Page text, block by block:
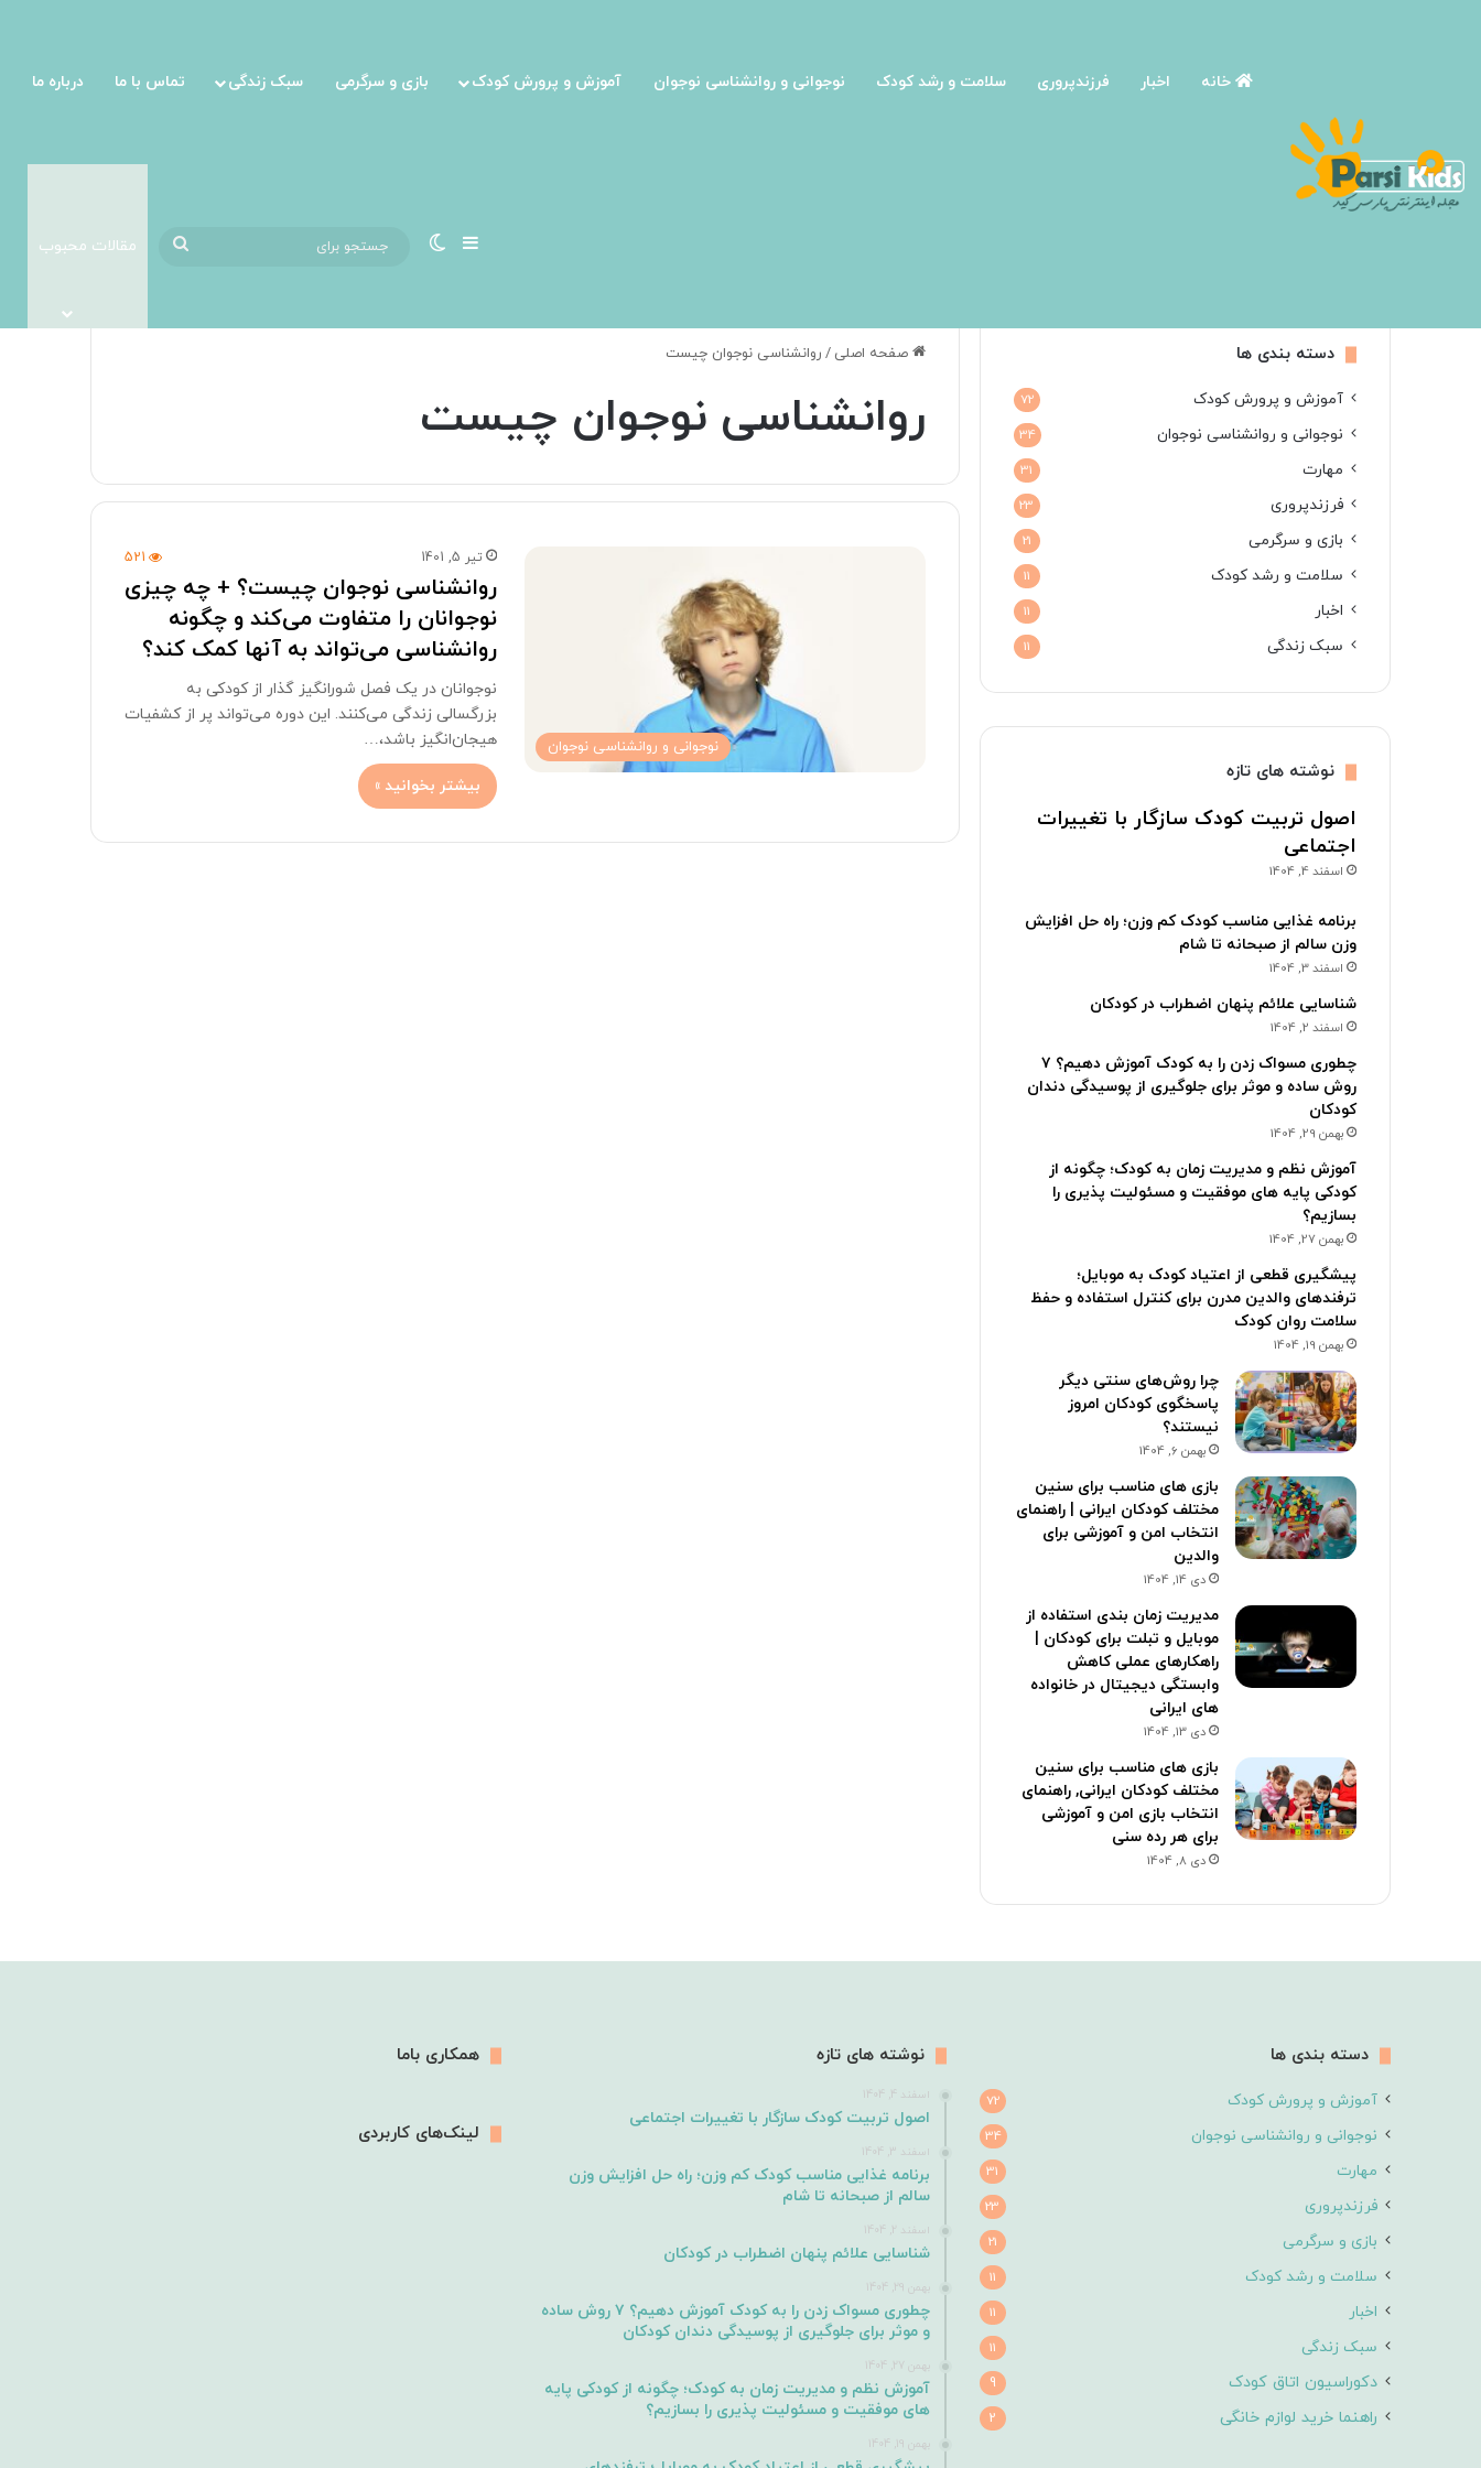
خانه اخبار فرزندپروری سلامت و رشد کودک نوجوانی و روانشناسی نوجوان آموزش و پرورش کودک بازی و سرگرمی سبک زندگی تماس با ما درباره ما
نوارکناریتغییر پوسته
جستجومقالات محبوب
صفحه اصلی / روانشناسی نوجوان چیست
روانشناسی نوجوان چیست
نوجوانی و روانشناسی نوجوان
تیر 5, 1401 521
روانشناسی نوجوان چیست؟ + چه چیزی
نوجوانان را متفاوت می‌کند و چگونه
روانشناسی می‌تواند به آنها کمک کند؟
نوجوانان در یک فصل شورانگیز گذار از کودکی به
بزرگسالی زندگی می‌کنند. این دوره می‌تواند پر از کشفیات
هیجان‌انگیز باشد،…
بیشتر بخوانید »
دسته بندی ها
آموزش و پرورش کودک 72
نوجوانی و روانشناسی نوجوان 34
مهارت 31
فرزندپروری 23
بازی و سرگرمی 21
سلامت و رشد کودک 11
اخبار 11
سبک زندگی 11
نوشته های تازه
اصول تربیت کودک سازگار با تغییرات
اجتماعی
اسفند 4, 1404
برنامه غذایی مناسب کودک کم وزن؛ راه حل افزایش
وزن سالم از صبحانه تا شام
اسفند 3, 1404
شناسایی علائم پنهان اضطراب در کودکان
اسفند 2, 1404
چطوری مسواک زدن را به کودک آموزش دهیم؟ ۷
روش ساده و موثر برای جلوگیری از پوسیدگی دندان
کودکان
بهمن 29, 1404
آموزش نظم و مدیریت زمان به کودک؛ چگونه از
کودکی پایه های موفقیت و مسئولیت پذیری را
بسازیم؟
بهمن 27, 1404
پیشگیری قطعی از اعتیاد کودک به موبایل؛
ترفندهای والدین مدرن برای کنترل استفاده و حفظ
سلامت روان کودک
بهمن 19, 1404
چرا روش‌های سنتی دیگر
پاسخگوی کودکان امروز
نیستند؟
بهمن 6, 1404
بازی های مناسب برای سنین
مختلف کودکان ایرانی | راهنمای
انتخاب امن و آموزشی برای
والدین
دی 14, 1404
مدیریت زمان بندی استفاده از
موبایل و تبلت برای کودکان |
راهکارهای عملی کاهش
وابستگی دیجیتال در خانواده
های ایرانی
دی 13, 1404
بازی های مناسب برای سنین
مختلف کودکان ایرانی, راهنمای
انتخاب بازی امن و آموزشی
برای هر رده سنی
دی 8, 1404
دسته بندی ها
آموزش و پرورش کودک 72
نوجوانی و روانشناسی نوجوان 34
مهارت 31
فرزندپروری 23
بازی و سرگرمی 21
سلامت و رشد کودک 11
اخبار 11
سبک زندگی 11
دکوراسیون اتاق کودک 9
راهنما خرید لوازم خانگی 2
نوشته های تازه
اسفند 4, 1404
اصول تربیت کودک سازگار با تغییرات اجتماعی
اسفند 3, 1404
برنامه غذایی مناسب کودک کم وزن؛ راه حل افزایش وزن
سالم از صبحانه تا شام
اسفند 2, 1404
شناسایی علائم پنهان اضطراب در کودکان
بهمن 29, 1404
چطوری مسواک زدن را به کودک آموزش دهیم؟ ۷ روش ساده
و موثر برای جلوگیری از پوسیدگی دندان کودکان
بهمن 27, 1404
آموزش نظم و مدیریت زمان به کودک؛ چگونه از کودکی پایه
های موفقیت و مسئولیت پذیری را بسازیم؟
بهمن 19, 1404
همکاری باما
لینک‌های کاربردی